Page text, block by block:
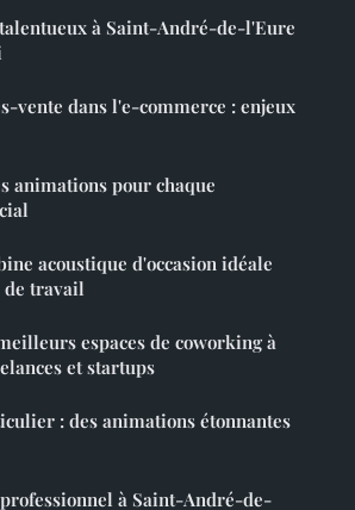
talentueux à Saint-André-de-l'Eure
vente dans l'e-commerce : enjeux
animations pour chaque
acoustique d'occasion idéale
de travail
espaces de coworking à
et startups
: des animations étonnantes
à Saint-André-de-